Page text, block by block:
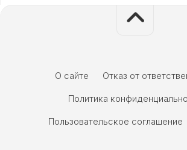
О сайте
Отказ от
Политика
Пользовательское соглашение